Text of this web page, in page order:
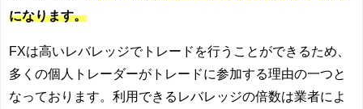
になります。
FXは高いレバレッジでトレードを行うことができるため、
多くの個人トレーダーがトレードに参加する理由の一つと
なっております。利用できるレバレッジの倍数は業者によ